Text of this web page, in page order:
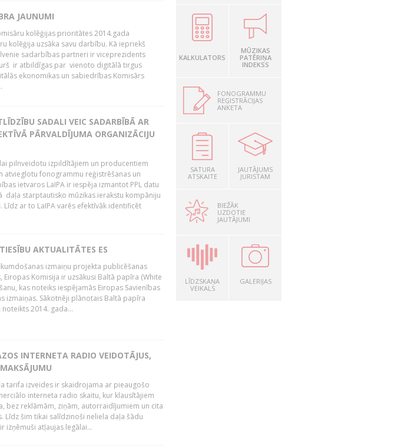
JAUNUMI
kolēģijas prioritātes 2014.gada
kolēģija uzsāka savu darbību. Kā iepriekš
sadarbības partneri ir viceprezidents
ir atbildīgas par vienoto digitālā tirgus
ekonomikas un sabiedrības Komisārs
SADALI VEIC SADARBĪBĀ AR
PĀRVALDĪJUMA ORGANIZĀCIJU
lai pilnveidotu izpildītājiem un producentiem
atvieglotu fonogrammu reģistrēšanas un
ietvaros LaIPA ir iespēja izmantot PPL datu
daļa starptautisko mūzikas ierakstu kompāniju
ar to LaIPA varēs efektīvāk identificēt
AKTUALITĀTES ES
izmaiņu projekta publicēšanas
Eiropas Komisija ir uzsākusi Baltā papīra (White
kas noteiks iespējamās Eiropas Savienības
izmaiņas. Sākotnēji plānotais Baltā papīra
2014. gada...
INTERNETA RADIO VEIDOTĀJUS,
tarifa izveides ir skaidrojama ar pieaugošo
interneta radio skaitu, kur klausītājiem
bez reklāmām, ziņām, autorraidījumiem un cita
Līdz šim tikai salīdzinoši neliela daļa šādu
izņēmuši atļaujas legālai...
KALKULATORS
MŪZIKAS
PATĒRIŅA
INDEKSS
FONOGRAMMU
REĢISTRĀCIJAS
ANKETA
SATURA
ATSKAITE
JAUTĀJUMS
JURISTAM
BIEŽĀK
UZDOTIE
JAUTĀJUMI
LĪDZSKAŅA
VEIKALS
GALERIJAS